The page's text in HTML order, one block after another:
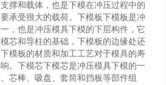
撑和载体，也是下模在冲压过程中的
承受很大的载荷。下模板下模板是冲
，也是冲压模具下模的下层构件，它
芯和导柱的基础，下模板的边缘处还
模板的材质和加工工艺对于模具的寿
。下模芯下模芯是冲压模具下模的一
芯棒、吸盘、套筒和挡板等部件组